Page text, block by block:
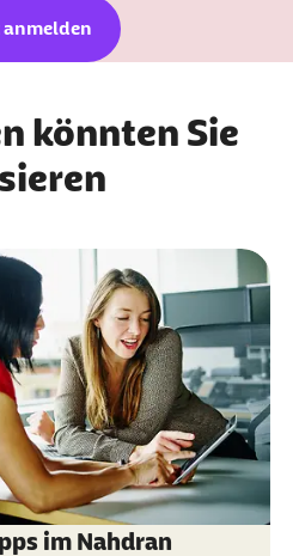
anmelden
könnten Sie
im Nahdran